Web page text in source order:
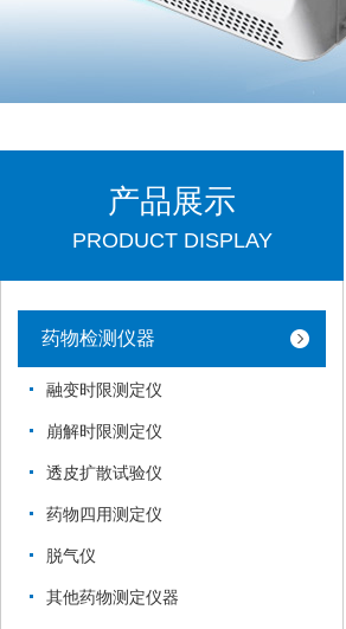
产品展示
PRODUCT DISPLAY
药物检测仪器
融变时限测定仪
崩解时限测定仪
透皮扩散试验仪
药物四用测定仪
脱气仪
其他药物测定仪器